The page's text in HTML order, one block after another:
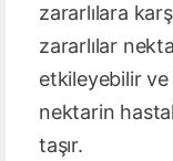
zararlılara
zararlılar
etkileyebilir
nektarin
taşır.